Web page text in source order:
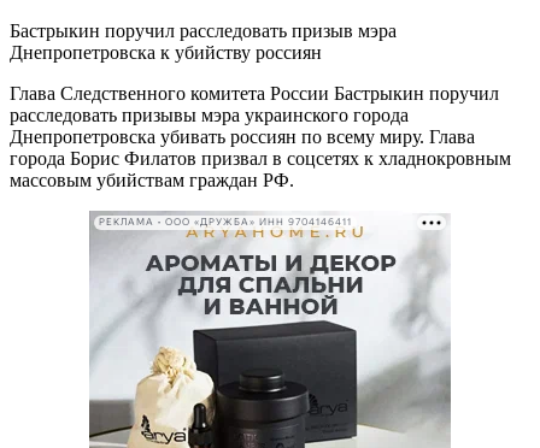
Бастрыкин поручил расследовать призыв мэра
Днепропетровска к убийству россиян
Глава Следственного комитета России Бастрыкин поручил
расследовать призывы мэра украинского города
Днепропетровска убивать россиян по всему миру. Глава
города Борис Филатов призвал в соцсетях к хладнокровным
массовым убийствам граждан РФ.
РЕКЛАМА • ООО «ДРУЖБА» ИНН 9704146411